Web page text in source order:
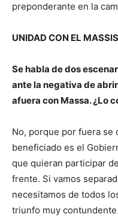
preponderante en la
UNIDAD CON EL
Se habla de dos
ante la negativa de
afuera con Massa. ¿Lo
No, porque por fuera se
beneficiado es el
que quieran participar
frente. Si vamos
necesitamos de todos
triunfo muy